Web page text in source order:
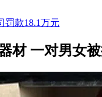
罚款18.1万元
材 一对男女